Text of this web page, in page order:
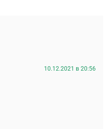
10.12.2021 в 20:56